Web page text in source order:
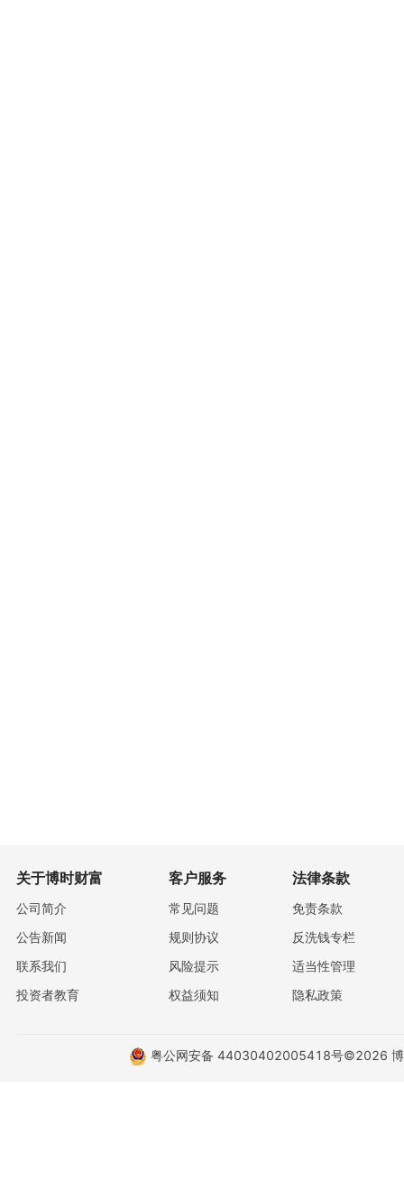
关于博时财富
公司简介
公告新闻
联系我们
投资者教育
客户服务
常见问题
规则协议
风险提示
权益须知
法律条款
免责条款
反洗钱专栏
适当性管理
隐私政策
粤公网安备 44030402005418号©2026 博